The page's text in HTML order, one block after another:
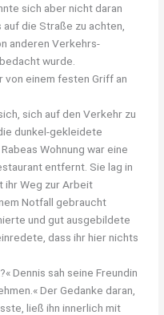
sich aber nicht daran
die Straße zu achten,
anderen Verkehrs-
wurde.
von einem festen Griff an
sich auf den Verkehr zu
dunkel-gekleidete
Wohnung war eine
entfernt. Sie lag in
ihr Weg zur Arbeit
Notfall gebraucht
und gut ausgebildete
dass ihr hier nichts
Dennis sah seine Freundin
Der Gedanke daran,
ließ ihn innerlich mit